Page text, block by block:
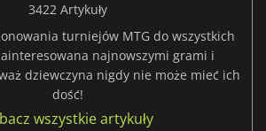
3422 Artykuły
turniejów MTG do wszystkich
najnowszymi grami i
dziewczyna nigdy nie może mieć ich
dość!
wszystkie artykuły